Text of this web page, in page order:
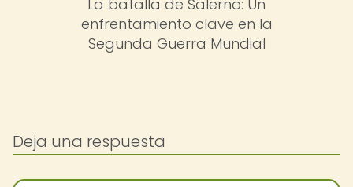
La batalla de Salerno: Un
enfrentamiento clave en la
Segunda Guerra Mundial
Deja una respuesta